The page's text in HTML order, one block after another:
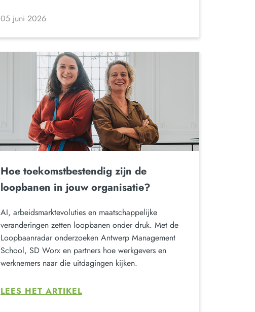
05 juni 2026
Hoe toekomstbestendig zijn de
loopbanen in jouw organisatie?
AI, arbeidsmarktevoluties en maatschappelijke
veranderingen zetten loopbanen onder druk. Met de
Loopbaanradar onderzoeken Antwerp Management
School, SD Worx en partners hoe werkgevers en
werknemers naar die uitdagingen kijken.
LEES HET ARTIKEL